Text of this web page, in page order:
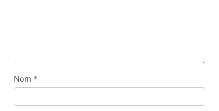
Nom *